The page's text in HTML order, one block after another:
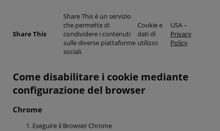
Share This
Share This è un servizio
che permette di
condividere i contenuti
sulle diverse piattaforme
sociali.
Cookie e
dati di
utilizzo
USA –
Privacy
Policy
Come disabilitare i cookie mediante
configurazione del browser
Chrome
Eseguire il Browser Chrome